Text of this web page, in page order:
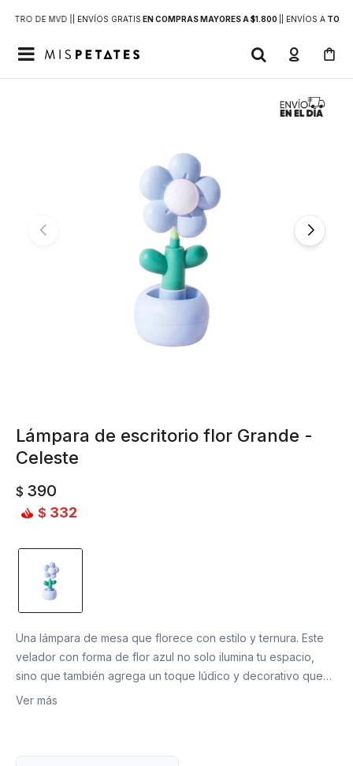
DE MVD | | ENVÍOS GRATIS EN COMPRAS MAYORES A $1.800 | ENVÍOS ATODO

Lámpara de escritorio flor Grande -
Celeste
$ 390
$ 332
Una lámpara de mesa que florece con estilo y ternura. Este
velador con forma de flor azul no solo ilumina tu espacio,
sino que también agrega un toque lúdico y decorativo que
alegra cualquier rincón.
Ver más